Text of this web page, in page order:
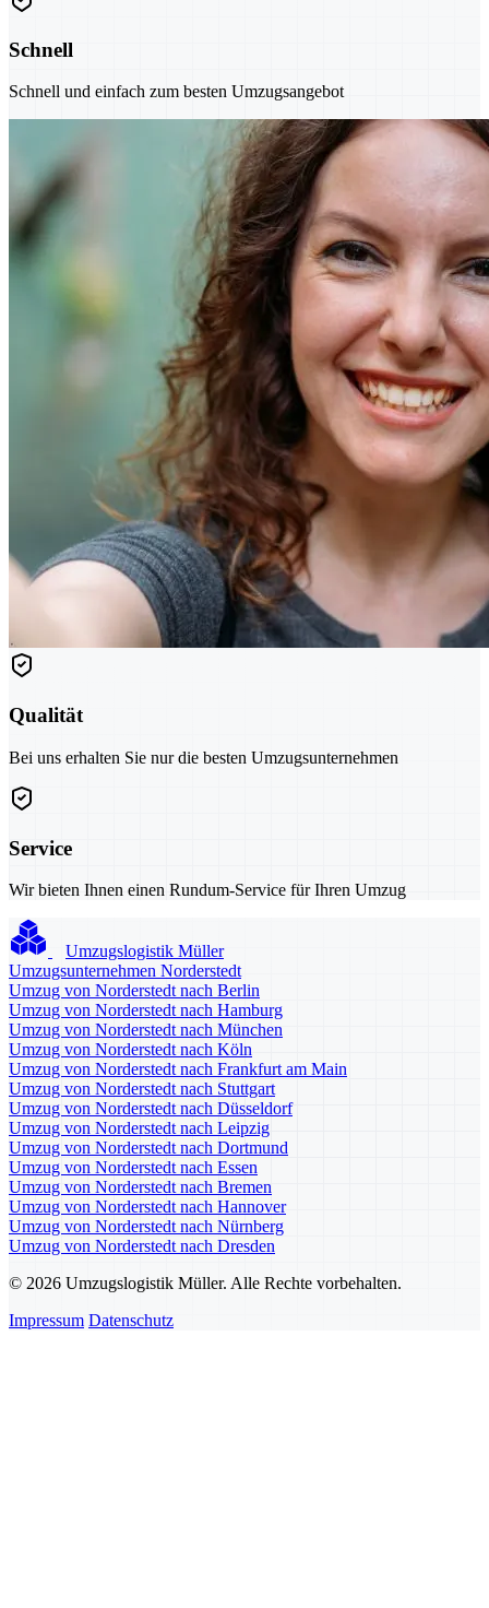
Schnell
Schnell und einfach zum besten Umzugsangebot
Qualität
Bei uns erhalten Sie nur die besten Umzugsunternehmen
Service
Wir bieten Ihnen einen Rundum-Service für Ihren Umzug
Umzugslogistik Müller
Umzugsunternehmen Norderstedt
Umzug von Norderstedt nach Berlin
Umzug von Norderstedt nach Hamburg
Umzug von Norderstedt nach München
Umzug von Norderstedt nach Köln
Umzug von Norderstedt nach Frankfurt am Main
Umzug von Norderstedt nach Stuttgart
Umzug von Norderstedt nach Düsseldorf
Umzug von Norderstedt nach Leipzig
Umzug von Norderstedt nach Dortmund
Umzug von Norderstedt nach Essen
Umzug von Norderstedt nach Bremen
Umzug von Norderstedt nach Hannover
Umzug von Norderstedt nach Nürnberg
Umzug von Norderstedt nach Dresden
© 2026 Umzugslogistik Müller. Alle Rechte vorbehalten.
Impressum Datenschutz